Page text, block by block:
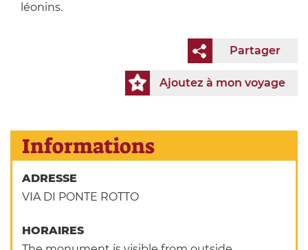
léonins.
Partager
Ajoutez à mon voyage
Informations
ADRESSE
VIA DI PONTE ROTTO
HORAIRES